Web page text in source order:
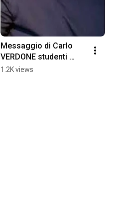
Messaggio di Carlo
VERDONE studenti
Liceo Artistico
1.2K views